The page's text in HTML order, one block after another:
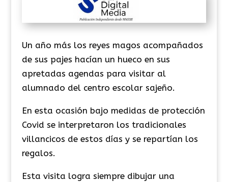
Un año más los reyes magos acompañados
de sus pajes hacían un hueco en sus
apretadas agendas para visitar al
alumnado del centro escolar sajeño.
En esta ocasión bajo medidas de protección
Covid se interpretaron los tradicionales
villancicos de estos días y se repartían los
regalos.
Esta visita logra siempre dibujar una